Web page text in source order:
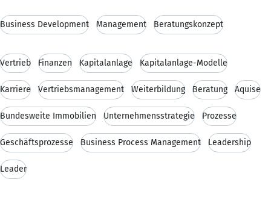
Business Development Management Beratungskonzept
Vertrieb Finanzen Kapitalanlage Kapitalanlage-Modelle
Karriere Vertriebsmanagement Weiterbildung Beratung Aquise
Bundesweite Immobilien Unternehmensstrategie Prozesse
Geschäftsprozesse Business Process Management Leadership
Leader